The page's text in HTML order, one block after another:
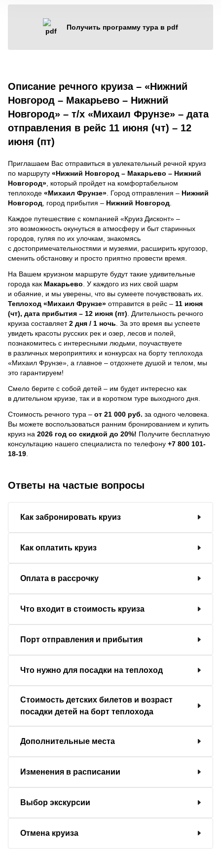
Получить программу тура в pdf
Описание речного круиза – «Нижний
Новгород – Макарьево – Нижний
Новгород» – т/х «Михаил Фрунзе» – дата
отправления в рейс 11 июня (чт) – 12
июня (пт)
Приглашаем Вас отправиться в увлекательный речной круиз
по маршруту «Нижний Новгород – Макарьево – Нижний
Новгород» , который пройдет на комфортабельном
теплоходе «Михаил Фрунзе» . Город отправления – Нижний
Новгород , город прибытия – Нижний Новгород
Каждое путешествие с компанией «Круиз Дисконт» –
это возможность окунуться в атмосферу и быт старинных
городов, гуляя по их улочкам, знакомясь
с достопримечательностями и музеями, расширить кругозор,
сменить обстановку и просто приятно провести время.
На Вашем круизном маршруте будут такие удивительные
города как Макарьево . У каждого из них свой шарм
и обаяние, и мы уверены, что вы сумеете почувствовать их.
Теплоход «Михаил Фрунзе» отправится в рейс – 11 июня
(чт), дата прибытия – 12 июня (пт) . Длительность речного
круиза составляет2 дня / 1 ночь За это время вы успеете
увидеть красоты русских рек и озер, лесов и полей,
познакомитесь с интересными людьми, поучаствуете
в различных мероприятиях и конкурсах на борту теплохода
«Михаил Фрунзе», а главное – отдохнете душой и телом, мы
это гарантируем!
Смело берите с собой детей – им будет интересно как
в длительном круизе, так и в коротком туре выходного дня.
Стоимость речного тура – от 21 000 руб. за одного человека.
Вы можете воспользоваться ранним бронированием и купить
круиз на 2026 год со скидкой до 20%! Получите бесплатную
консультацию нашего специалиста по телефону +7 800 101-
18-19
Ответы на частые вопросы
Как забронировать круиз
Как оплатить круиз
Оплата в рассрочку
Что входит в стоимость круиза
Порт отправления и прибытия
Что нужно для посадки на теплоход
Стоимость детских билетов и возраст
посадки детей на борт теплохода
Дополнительные места
Изменения в расписании
Выбор экскурсии
Отмена круиза